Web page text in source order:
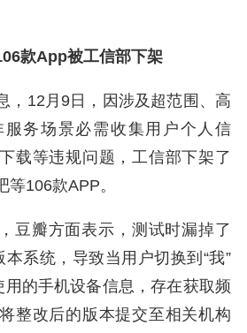
款App被工信部下架
，12月9日，因涉及超范围、高
务场景必需收集用户个人信
载等违规问题，工信部下架了
106款APP。
豆瓣方面表示，测试时漏掉了
系统，导致当用户切换到“我”
的手机设备信息，存在获取频
整改后的版本提交至相关机构